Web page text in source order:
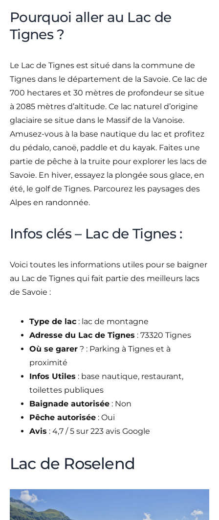
Pourquoi aller au Lac de
Tignes ?
Le Lac de Tignes est situé dans la commune de
Tignes dans le département de la Savoie. Ce lac de
700 hectares et 30 mètres de profondeur se situe
à 2085 mètres d’altitude. Ce lac naturel d’origine
glaciaire se situe dans le Massif de la Vanoise.
Amusez-vous à la base nautique du lac et profitez
du pédalo, canoë, paddle et du kayak. Faites une
partie de pêche à la truite pour explorer les lacs de
Savoie. En hiver, essayez la plongée sous glace, en
été, le golf de Tignes. Parcourez les paysages des
Alpes en randonnée.
Infos clés – Lac de Tignes :
Voici toutes les informations utiles pour se baigner
au Lac de Tignes qui fait partie des meilleurs lacs
de Savoie :
Type de lac : lac de montagne
Adresse du Lac de Tignes : 73320 Tignes
Où se garer ? : Parking à Tignes et à
proximité
Infos Utiles : base nautique, restaurant,
toilettes publiques
Baignade autorisée : Non
Pêche autorisée : Oui
Avis : 4,7 / 5 sur 223 avis Google
Lac de Roselend